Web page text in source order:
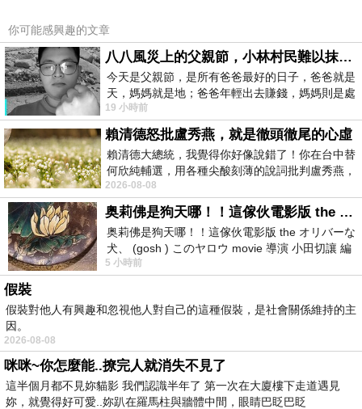
李中和（西元 1917年～2009年），江西 九江人，中華民國 作曲
家。 1949年移居臺灣。 早年作品以 軍歌 、 愛國歌曲 、 藝術歌曲 居
多，晚年也創作許多佛教樂曲。
《保衛大臺灣 》歌詞
保衛大臺灣，
保衛大臺灣，
保衛民族復興基地，
保衛民主自由的樂園，
萬眾一心全體動員，
團結一致支援前線，
打倒蘇聯強盜，
消滅共匪漢奸，
我們已經無處後退，只有勇敢向前！
我們已經無處後退，只有勇敢向前！
說明：
你可能感興趣的文章
八八風災上的父親節，小林村民難以抹滅的痛
今天是父親節，是所有爸爸最好的日子，爸爸就是
天，媽媽就是地；爸爸年輕出去賺錢，媽媽則是處
理家務，職業不分高低貴賤，只有人品才
19 小時前
賴清德怒批盧秀燕，就是徹頭徹尾的心虛
賴清德大總統，我覺得你好像說錯了！你在台中替
何欣純輔選，用各種尖酸刻薄的說詞批判盧秀燕，
罵她施政滿意度輸給陳其邁，甚至還說盧
2026-08-08
奥莉佛是狗天哪！！這傢伙電影版 the オリバーな犬、 (gosh ) このヤロウ movie
奥莉佛是狗天哪！！這傢伙電影版 the オリバーな
犬、 (gosh ) このヤロウ movie 導演 小田切讓 編
劇: 小田切讓 主演: 小田切讓
5 小時前
假裝
假裝對他人有興趣和忽視他人對自己的這種假裝，是社會關係維持的主
因。
2026-08-08
咪咪~你怎麼能..撩完人就消失不見了
這半個月都不見妳貓影 我們認識半年了 第一次在大廈樓下走道遇見
妳，就覺得好可愛..妳趴在羅馬柱與牆體中間，眼睛巴眨巴眨